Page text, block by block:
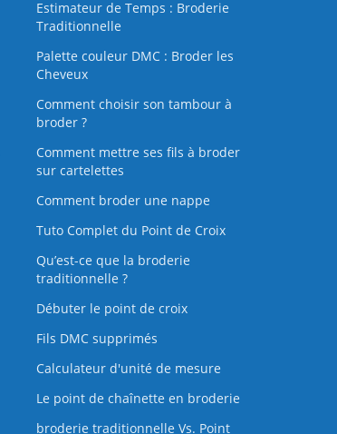
Estimateur de Temps : Broderie
Traditionnelle
Palette couleur DMC : Broder les
Cheveux
Comment choisir son tambour à
broder ?
Comment mettre ses fils à broder
sur cartelettes
Comment broder une nappe
Tuto Complet du Point de Croix
Qu’est-ce que la broderie
traditionnelle ?
Débuter le point de croix
Fils DMC supprimés
Calculateur d'unité de mesure
Le point de chaînette en broderie
broderie traditionnelle Vs. Point